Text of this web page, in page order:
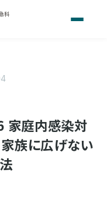
家庭内感染対
族に広げない